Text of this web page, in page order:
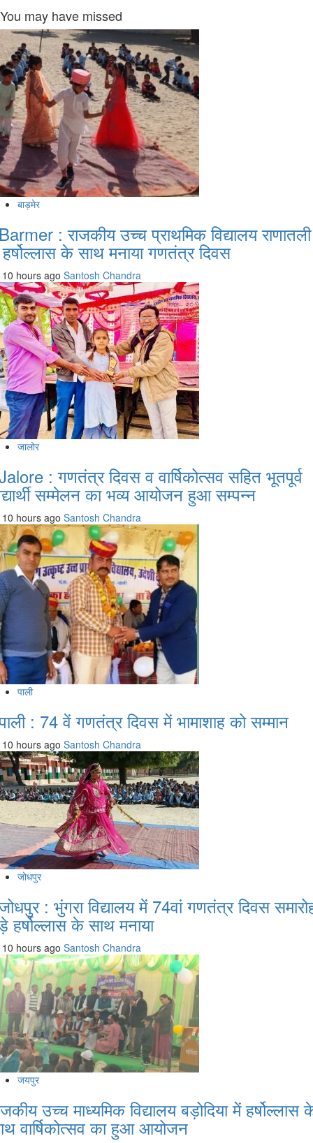
You may have missed
बाड़मेर
: राजकीय उच्च प्राथमिक विद्यालय राणातली
के साथ मनाया गणतंत्र दिवस
10 hours ago Santosh Chandra
जालोर
: गणतंत्र दिवस व वार्षिकोत्सव सहित भूतपूर्व
सम्मेलन का भव्य आयोजन हुआ सम्पन्न
10 hours ago Santosh Chandra
पाली
: 74 वें गणतंत्र दिवस में भामाशाह को सम्मान
10 hours ago Santosh Chandra
जोधपुर
: भुंगरा विद्यालय में 74वां गणतंत्र दिवस
हर्षोल्लास के साथ मनाया
10 hours ago Santosh Chandra
जयपुर
उच्च माध्यमिक विद्यालय बड़ोदिया में हर्षोल्लास
वार्षिकोत्सव का हुआ आयोजन